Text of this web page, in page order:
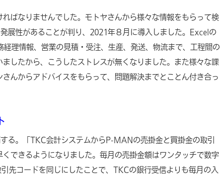
ばなりませんでした。モトヤさんから様々な情報をもらって検
展性があることが判り、2021年８月に導入しました。Excelの
理情報、営業の見積・受注、生産、発送、物流まで、工程間の
したから、こうしたストレスが無くなりました。また様々な課
んからアドバイスをもらって、問題解決までとことん付き合っ
る。「TKC会計システムからP-MANの売掛金と買掛金の取引
できるようになりました。毎月の売掛金額はワンタッチで数字
先コードを同じにしたことで、TKCの銀行受信よりも毎月の入